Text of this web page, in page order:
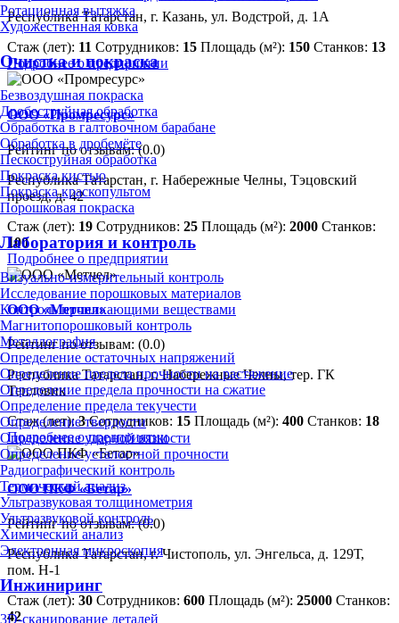
Ротационная вытяжка
Художественная ковка
Очистка и покраска
Безвоздушная покраска
Дробеструйная обработка
Обработка в галтовочном барабане
Обработка в дробемёте
Пескоструйная обработка
Покраска кистью
Покраска краскопультом
Порошковая покраска
Лаборатория и контроль
Визуально-измерительный контроль
Исследование порошковых материалов
Контроль проникающими веществами
Магнитопорошковый контроль
Металлография
Определение остаточных напряжений
Определение предела прочности на растяжение
Определение предела прочности на сжатие
Определение предела текучести
Определение твердости
Определение ударной вязкости
Определение усталостной прочности
Радиографический контроль
Термический анализ
Ультразвуковая толщинометрия
Ультразвуковой контроль
Химический анализ
Электронная микроскопия
Инжиниринг
3D-сканирование деталей
Республика Татарстан, г. Казань, ул. Водстрой, д. 1А
Стаж (лет): 11 Сотрудников: 15 Площадь (м²): 150 Станков: 13
Подробнее о предприятии
ООО «Промресурс»
Рейтинг по отзывам:(0.0)
Республика Татарстан, г. Набережные Челны, Тэцовский
проезд, д. 42
Стаж (лет): 19 Сотрудников: 25 Площадь (м²): 2000 Станков:
100
Подробнее о предприятии
ООО «Метчел»
Рейтинг по отзывам: (0.0)
Республика Татарстан, г. Набережные Челны, тер. ГК
Тепловик
Стаж (лет):3 Сотрудников: 15 Площадь (м²): 400 Станков: 18
Подробнее о предприятии
ООО ПКФ «Бетар»
Рейтинг по отзывам:(0.0)
Республика Татарстан, г. Чистополь, ул. Энгельса, д. 129Т,
пом. Н-1
Стаж (лет): 30 Сотрудников: 600 Площадь (м²): 25000 Станков:
42